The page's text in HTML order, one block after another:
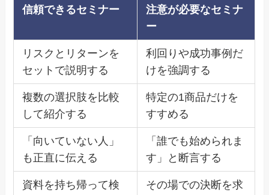
信頼できるセミナー
注意が必要なセミナ
ー
リスクとリターンを
セットで説明する
利回りや成功事例だ
けを強調する
複数の選択肢を比較
して紹介する
特定の1商品だけを
すすめる
「向いていない人」
も正直に伝える
「誰でも始められま
す」と断言する
資料を持ち帰って検
その場での決断を求